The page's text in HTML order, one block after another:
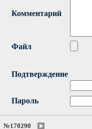
Комментарий
Файл
Подтверждение
Пароль
№170290